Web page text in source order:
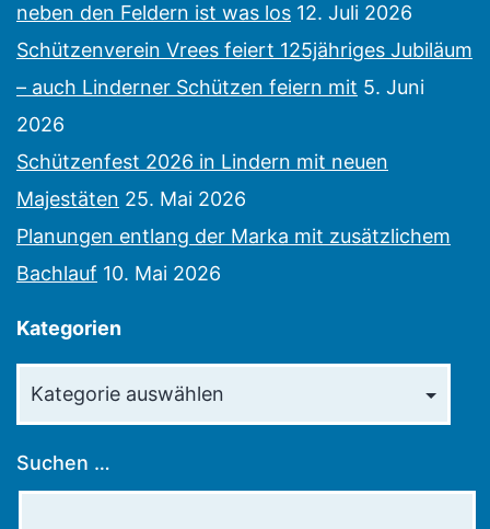
neben den Feldern ist was los 12. Juli 2026
Schützenverein Vrees feiert 125jähriges Jubiläum
– auch Linderner Schützen feiern mit 5. Juni
2026
Schützenfest 2026 in Lindern mit neuen
Majestäten 25. Mai 2026
Planungen entlang der Marka mit zusätzlichem
Bachlauf 10. Mai 2026
Kategorien
Suchen …